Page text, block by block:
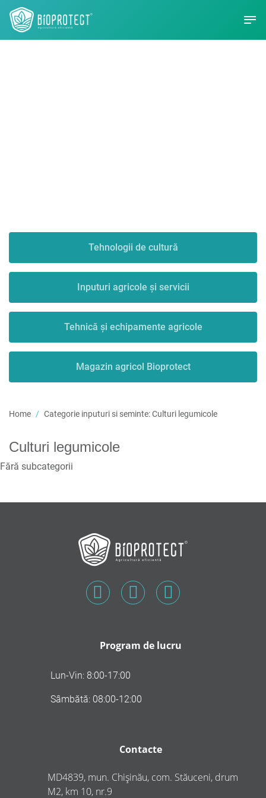
Tehnologii de cultură
Inputuri agricole și servicii
Tehnică și echipamente agricole
Magazin agricol Bioprotect
Home Categorie inputuri si seminte:Culturi legumicole
Culturi legumicole
Fără subcategorii
Program de lucru
Lun-Vin: 8:00-17:00
Sâmbătă: 08:00-12:00
Contacte
MD4839, mun. Chișinău, com. Stăuceni, drum
M2, km 10, nr.9